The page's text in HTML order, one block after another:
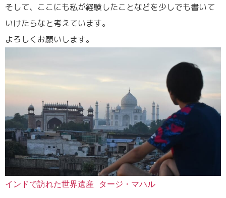
そして、ここにも私が経験したことなどを少しでも書いて
いけたらなと考えています。
よろしくお願いします。
インドで訪れた世界遺産 タージ・マハル